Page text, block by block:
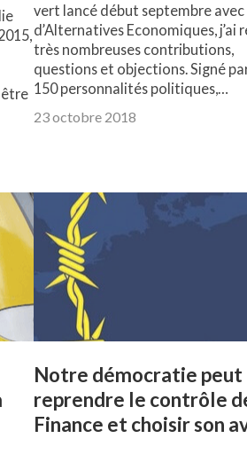
être
vert lancé début septembre avec
d’Alternatives Economiques, j’ai
très nombreuses contributions,
questions et objections. Signé
150 personnalités politiques,…
23 octobre 2018
Notre démocratie peut
reprendre le contrôle
Finance et choisir son